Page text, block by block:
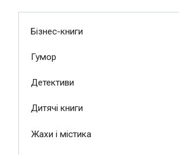
Бізнес-книги
Гумор
Детективи
Дитячі книги
Жахи і містика